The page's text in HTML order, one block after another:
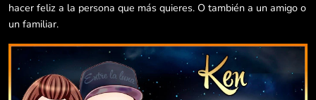
hacer feliz a la persona que más quieres. O también a un amigo o
un familiar.